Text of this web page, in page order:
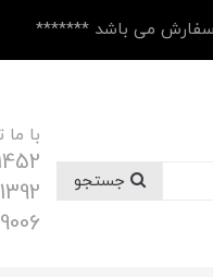
می باشد *******
با